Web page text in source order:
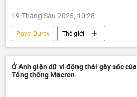
19 Tháng Sáu 2025, 10:28
Pavel Durov
Thế giới
Emmanuel Macron
Telegram
Pháp
Nga
Ở Anh giận dữ vì động thái gây sốc của
Tổng thống Macron